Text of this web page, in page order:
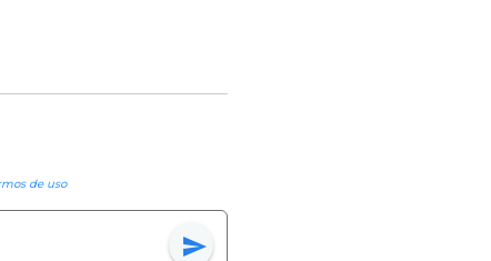
de uso
send